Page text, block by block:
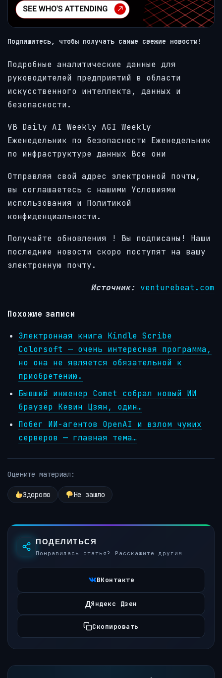
Подпишитесь, чтобы получать самые свежие новости!
Подробные аналитические данные для
руководителей предприятий в области
искусственного интеллекта, данных и
безопасности.
VB Daily AI Weekly AGI Weekly
Еженедельник по безопасности Еженедельник
по инфраструктуре данных Все они
Отправляя свой адрес электронной почты,
вы соглашаетесь с нашими Условиями
использования и Политикой
конфиденциальности.
Получайте обновления
! Вы подписаны! Наши
последние новости скоро поступят на вашу
электронную почту.
Источник: venturebeat.com
Похожие записи
Электронная книга Kindle Scribe
Colorsoft — очень интересная программа,
но она не является обязательной к
приобретению.
Бывший инженер Comet собрал новый ИИ
браузер Кевин Цзян, один…
Побег ИИ-агентов OpenAI и взлом чужих
серверов — главная тема…
Оцените материал:
Здорово Не зашло
ПОДЕЛИТЬСЯ
Понравилась статья? Расскажите другим
ВКонтакте
ДЯндекс Дзен
Скопировать